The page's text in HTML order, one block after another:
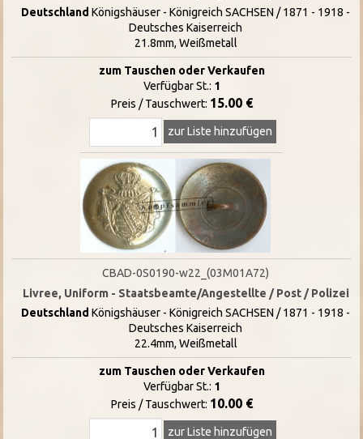
Deutschland Königshäuser - Königreich SACHSEN / 1871 - 1918 -
Deutsches Kaiserreich
21.8mm, Weißmetall
zum Tauschen oder Verkaufen
Verfügbar St.: 1
Preis / Tauschwert: 15.00 €
zur Liste hinzufügen
CBAD-0S0190-w22_(03M01A72)
Livree, Uniform - Staatsbeamte/Angestellte / Post / Polizei
Deutschland Königshäuser - Königreich SACHSEN / 1871 - 1918 -
Deutsches Kaiserreich
22.4mm, Weißmetall
zum Tauschen oder Verkaufen
Verfügbar St.: 1
Preis / Tauschwert: 10.00 €
zur Liste hinzufügen